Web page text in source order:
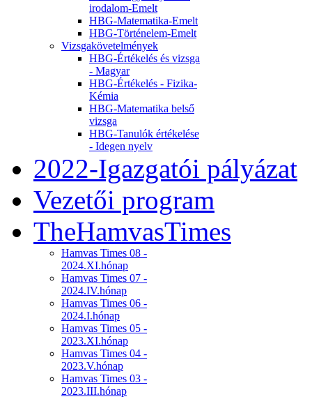
irodalom-Emelt
HBG-Matematika-Emelt
HBG-Történelem-Emelt
Vizsgakövetelmények
HBG-Értékelés és vizsga
- Magyar
HBG-Értékelés - Fizika-
Kémia
HBG-Matematika belső
vizsga
HBG-Tanulók értékelése
- Idegen nyelv
2022-Igazgatói pályázat
Vezetői program
TheHamvasTimes
Hamvas Times 08 -
2024.XI.hónap
Hamvas Times 07 -
2024.IV.hónap
Hamvas Times 06 -
2024.I.hónap
Hamvas Times 05 -
2023.XI.hónap
Hamvas Times 04 -
2023.V.hónap
Hamvas Times 03 -
2023.III.hónap